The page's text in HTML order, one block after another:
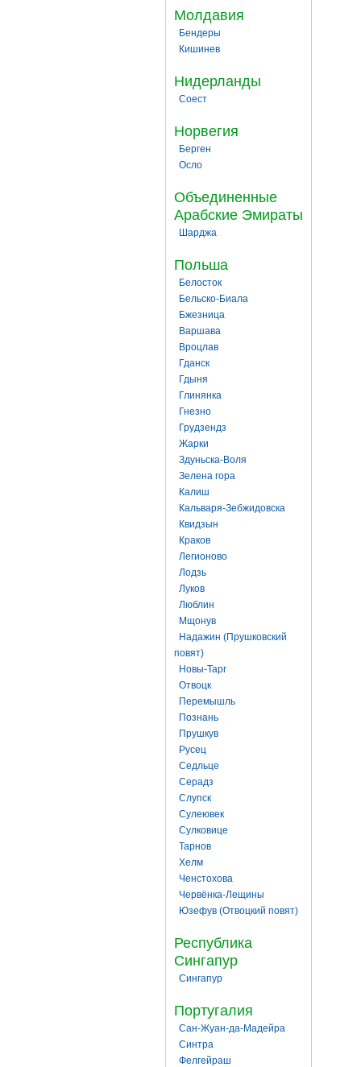
Молдавия
Бендеры
Кишинев
Нидерланды
Соест
Норвегия
Берген
Осло
Объединенные
Арабские Эмираты
Шарджа
Польша
Белосток
Бельско-Биала
Бжезница
Варшава
Вроцлав
Гданск
Гдыня
Глинянка
Гнезно
Грудзендз
Жарки
Здуньска-Воля
Зелена гора
Калиш
Кальваря-Зебжидовска
Квидзын
Краков
Легионово
Лодзь
Луков
Люблин
Мщонув
Надажин (Прушковский
повят)
Новы-Тарг
Отвоцк
Перемышль
Познань
Прушкув
Русец
Седльце
Серадз
Слупск
Сулеювек
Сулковице
Тарнов
Хелм
Ченстохова
Червёнка-Лещины
Юзефув (Отвоцкий повят)
Республика
Сингапур
Сингапур
Португалия
Сан-Жуан-да-Мадейра
Синтра
Фелгейраш